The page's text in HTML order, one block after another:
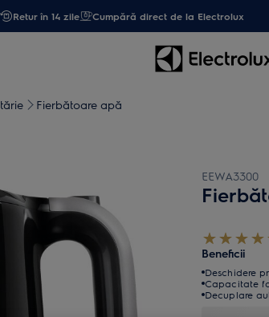
Retur în 14 zile Cumpără direct de la Electrolux
Fierbătoare apă
EEWA3300
Beneficii
Deschidere
Capacitate
Decuplare